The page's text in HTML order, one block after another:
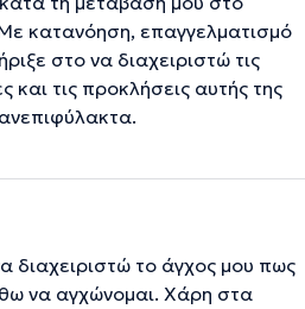
κατανόηση, επαγγελματισμό
στο να διαχειριστώ τις
και τις προκλήσεις αυτής της
διαχειριστώ το άγχος μου πως
να αγχώνομαι. Χάρη στα